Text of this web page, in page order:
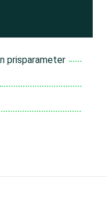
prisparameter